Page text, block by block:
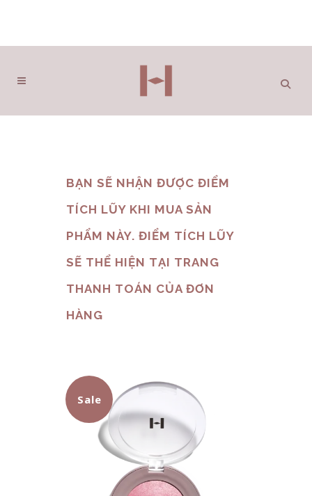
BẠN SẼ NHẬN ĐƯỢC ĐIỂM
TÍCH LŨY KHI MUA SẢN
PHẨM NÀY. ĐIỂM TÍCH LŨY
SẼ THỂ HIỆN TẠI TRANG
THANH TOÁN CỦA ĐƠN
HÀNG
Sale